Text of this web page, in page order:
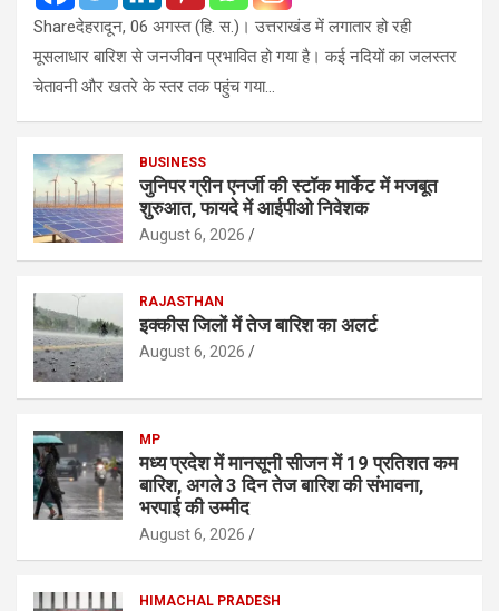
Shareदेहरादून, 06 अगस्त (हि. स.)। उत्तराखंड में लगातार हो रही
मूसलाधार बारिश से जनजीवन प्रभावित हो गया है। कई नदियों का जलस्तर
चेतावनी और खतरे के स्तर तक पहुंच गया…
BUSINESS
जुनिपर ग्रीन एनर्जी की स्टॉक मार्केट में मजबूत
शुरुआत, फायदे में आईपीओ निवेशक
August 6, 2026
RAJASTHAN
इक्कीस जिलों में तेज बारिश का अलर्ट
August 6, 2026
MP
मध्य प्रदेश में मानसूनी सीजन में 19 प्रतिशत कम
बारिश, अगले 3 दिन तेज बारिश की संभावना,
भरपाई की उम्मीद
August 6, 2026
HIMACHAL PRADESH